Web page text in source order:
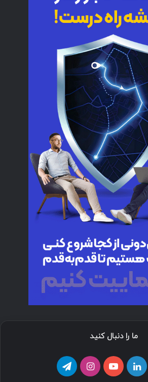
ما را دنبال کنید